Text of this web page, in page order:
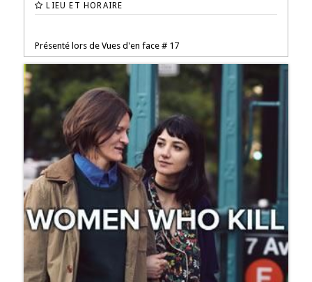
LIEU ET HORAIRE
Présenté lors de Vues d'en face # 17